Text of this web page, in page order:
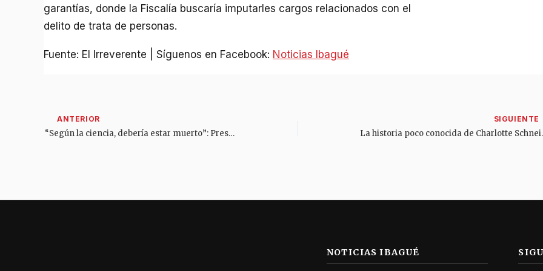
garantías, donde la Fiscalía buscaría imputarles cargos relacionados con el
delito de trata de personas.
Fuente: El Irreverente | Síguenos en Facebook: Noticias Ibagué
“Según la ciencia, debería estar muerto”: Presidente Petro sobre la salud del senador Miguel Uribe La historia poco
NOTICIAS IBAGUÉ